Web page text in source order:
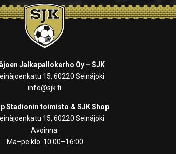
Jalkapallokerho Oy – SJK
15, 60220 Seinäjoki
info@sjk.fi
Stadionin toimisto & SJK Shop
15, 60220 Seinäjoki
Avoinna:
Ma–pe klo. 10:00–16:00